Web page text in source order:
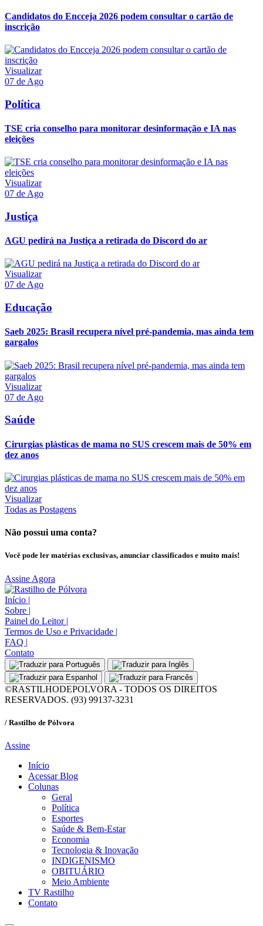
Candidatos do Encceja 2026 podem consultar o cartão de
inscrição
Visualizar
07 de Ago
Política
TSE cria conselho para monitorar desinformação e IA nas
eleições
Visualizar
07 de Ago
Justiça
AGU pedirá na Justiça a retirada do Discord do ar
Visualizar
07 de Ago
Educação
Saeb 2025: Brasil recupera nível pré-pandemia, mas ainda tem
gargalos
Visualizar
07 de Ago
Saúde
Cirurgias plásticas de mama no SUS crescem mais de 50% em
dez anos
Visualizar
Todas as Postagens
Não possui uma conta?
Você pode ler matérias exclusivas, anunciar classificados e muito mais!
Assine Agora
Início |
Sobre |
Painel do Leitor |
Termos de Uso e Privacidade |
FAQ |
Contato
©RASTILHODEPOLVORA - TODOS OS DIREITOS
RESERVADOS. (93) 99137-3231
/ Rastilho de Pólvora
Assine
Início
Acessar Blog
Colunas
Geral
Política
Esportes
Saúde & Bem-Estar
Economia
Tecnologia & Inovação
INDIGENISMO
OBITUÁRIO
Meio Ambiente
TV Rastilho
Contato